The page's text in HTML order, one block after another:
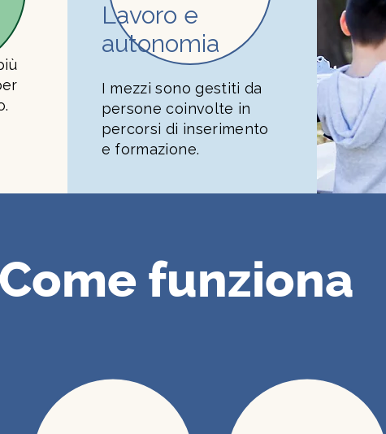
Lavoro e
autonomia
I mezzi sono gestiti da
persone coinvolte in
percorsi di inserimento
e formazione.
Come funziona